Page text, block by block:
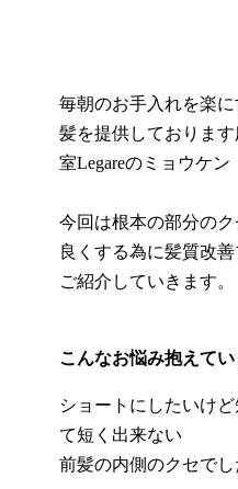
毎朝のお手入れを楽
髪を提供しておりま
室Legareのミョウケン
今回は根本の部分の
良くする為に髪質改
ご紹介していきます。
こんなお悩み抱えてい
ショートにしたいけ
て短く出来ない
前髪の内側のクセで